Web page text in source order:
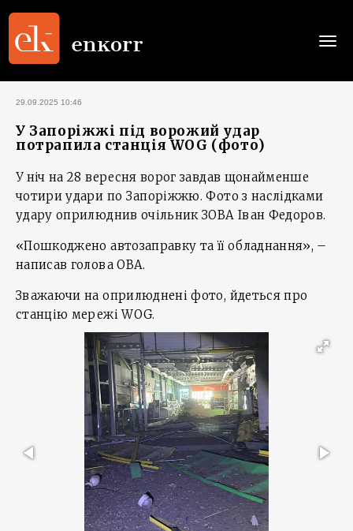
29.09.2025 10:46
У Запоріжжі під ворожий удар
потрапила станція WOG (фото)
У ніч на 28 вересня ворог завдав щонайменше
чотири удари по Запоріжжю. Фото з наслідками
удару оприлюднив очільник ЗОВА Іван Федоров.
«Пошкоджено автозаправку та її обладнання», –
написав голова ОВА.
Зважаючи на оприлюднені фото, йдеться про
станцію мережі WOG.